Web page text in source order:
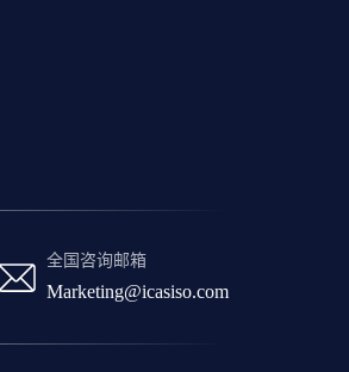
全国咨询邮箱
Marketing@icasiso.com